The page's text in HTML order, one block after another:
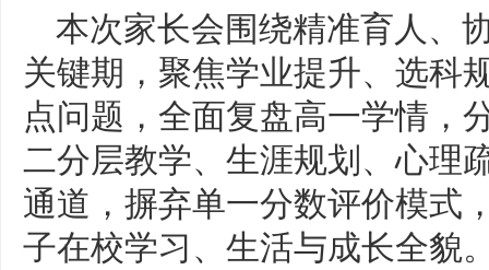
本次家长会围绕精准育人、
关键期，聚焦学业提升、选科
点问题，全面复盘高一学情，
二分层教学、生涯规划、心理
通道，摒弃单一分数评价模式
子在校学习、生活与成长全貌